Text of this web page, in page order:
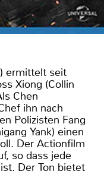
ermittelt seit
Xiong (Collin
Chen
ihn nach
Polizisten Fang
Yank) einen
Der Actionfilm
so dass jede
Der Ton bietet